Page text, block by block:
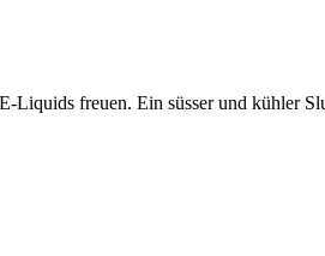
freuen. Ein süsser und kühler